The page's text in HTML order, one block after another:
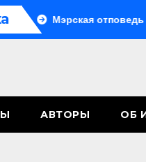
Мэрская отповедь
АВТОРЫ ОБ